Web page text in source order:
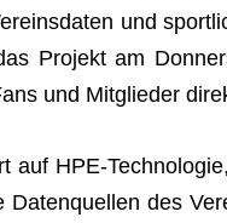
und
Pro­jekt am
und Mit­glie­der
auf HPE-
Daten­quel­len des